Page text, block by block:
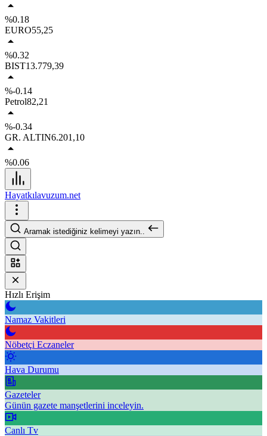
%0.18
EURO55,25
%0.32
BIST13.779,39
%-0.14
Petrol82,21
%-0.34
GR. ALTIN6.201,10
%0.06
Hayatkılavuzum.net
Aramak istediğiniz kelimeyi yazın..
Hızlı Erişim
Namaz Vakitleri
Nöbetçi Eczaneler
Hava Durumu
Gazeteler
Günün gazete manşetlerini inceleyin.
Canlı Tv